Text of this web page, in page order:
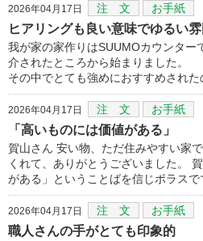
2026年04月17日 注 文 お手紙
ヒアリングも良い意味でゆるい
我が家の家作りはSUUMOカウンター
介されたところから始まりました。
その中でとても強めにおすすめされ
2026年04月17日 注 文 お手紙
「高いものには価値がある」
賀山さん 安い物、ただ住みやすい家
くれて、ありがとうございました。
がある」ということばを信じポラスで
2026年04月17日 注 文 お手紙
職人さんの手がとても印象的